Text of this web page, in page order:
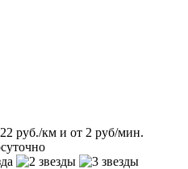
руб./км и от 2 руб/мин.